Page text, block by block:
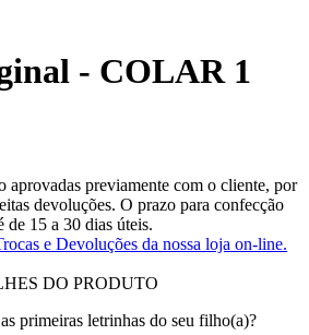
- COLAR 1
aprovadas previamente com o cliente, por
devoluções. O prazo para confecção
de 15 a 30 dias úteis.
e Devoluções da nossa loja on-line.
DO PRODUTO
primeiras letrinhas do seu filho(a)?